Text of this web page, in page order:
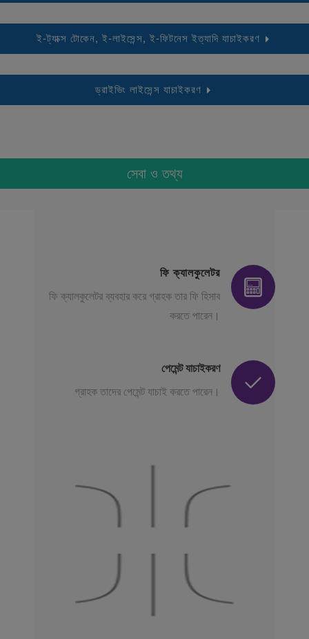
ই-ট্যাক্স টোকেন, ই-লাইসেন্স, ই-ফিটনেস ইত্যাদি যাচাইকরণ
ড্রাইভিং লাইসেন্স যাচাইকরণ
সেবা ও তথ্য
ফি ক্যালকুলেটর
ফি ক্যালকুলেটর ব্যবহার করে গ্রাহক তার ফি হিসাব
করতে পারেন।
পেমেন্ট যাচাইকরণ
গ্রাহক তাদের পেমেন্ট যাচাই করতে পারেন।